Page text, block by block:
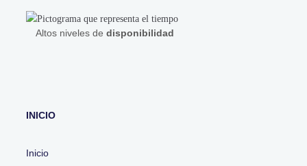
Altos niveles de disponibilidad
INICIO
Inicio